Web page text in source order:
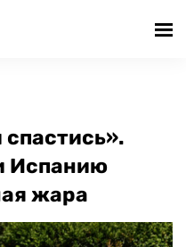
Испанию
жара